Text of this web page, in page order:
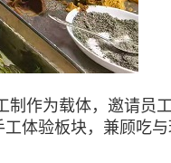
制作为载体，邀请员
体验板块，兼顾吃